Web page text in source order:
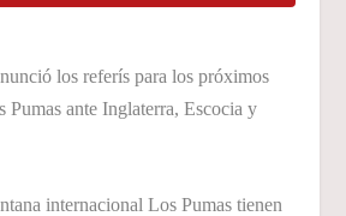
los referís para los próximos
Pumas ante Inglaterra, Escocia y
internacional Los Pumas tienen